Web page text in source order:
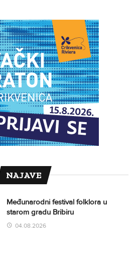
NAJAVE
Međunarodni festival folklora u
starom gradu Bribiru
04.08.2026